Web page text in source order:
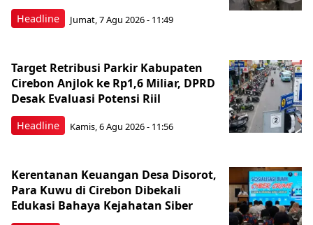
Headline Jumat, 7 Agu 2026 - 11:49
Headline
Target Retribusi Parkir Kabupaten
Cirebon Anjlok ke Rp1,6 Miliar, DPRD
Desak Evaluasi Potensi Riil
Kamis, 6 Agu 2026 - 11:56
Kerentanan Keuangan Desa Disorot,
Para Kuwu di Cirebon Dibekali
Edukasi Bahaya Kejahatan Siber